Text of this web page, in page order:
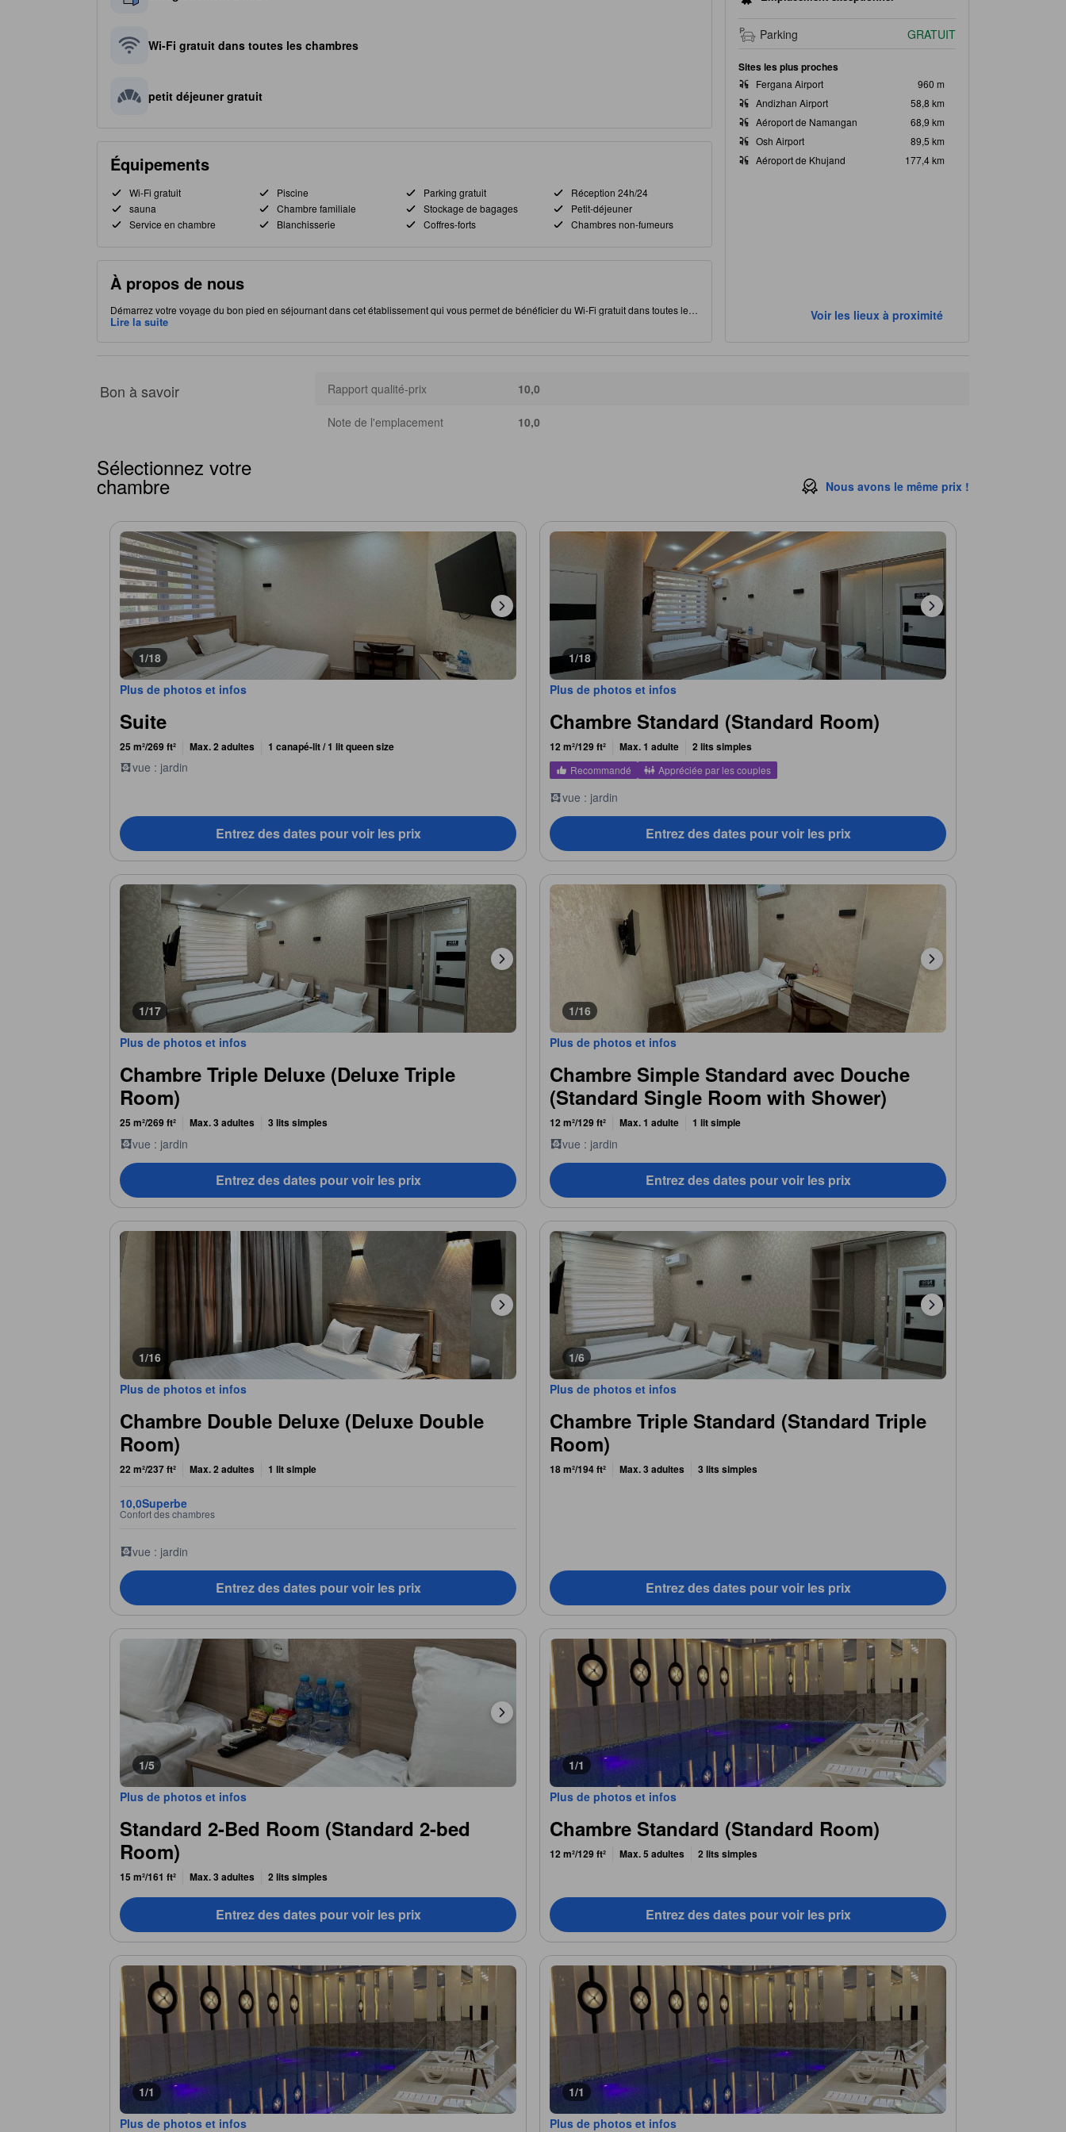
Wi-Fi gratuit dans toutes les chambres
petit déjeuner gratuit
Équipements
Wi-Fi gratuit Piscine Parking gratuit
Réception 24h/24
sauna
Chambre familiale Stockage de bagages
Petit-déjeuner
Service en chambre
Blanchisserie Coffres-forts Chambres non-fumeurs
À propos de nous
Démarrez votre voyage du bon pied en séjournant dans cet établissement qui vous permet de bénéficier du Wi-Fi gratuit dans toutes les
chambres pendant vos vacances. Idéalement situé, Farghona à Farghona, cet établissement vous permet d'accéder facilement à des
Lire la suite
Parking GRATUIT
Sites les plus proches
Fergana Airport
960 m
Andizhan Airport
58,8 km
Aéroport de Namangan
68,9 km
Osh Airport
89,5 km
Aéroport de Khujand
177,4 km
Voir les lieux à proximité
Bon à savoir Rapport qualité-prix 10,0
Note de l'emplacement 10,0
Sélectionnez votre
chambre Nous avons le même prix !
1/18
Plus de photos et infos
Suite
25 m²/269 ft² Max. 2 adultes 1 canapé-lit / 1 lit queen size
vue : jardin
Entrez des dates pour voir les prix
1/18
Plus de photos et infos
Chambre Standard (Standard Room)
12 m²/129 ft² Max. 1 adulte 2 lits simples
Recommandé Appréciée par les couples
vue : jardin
Entrez des dates pour voir les prix
1/17
Plus de photos et infos
Chambre Triple Deluxe (Deluxe Triple
Room)
25 m²/269 ft² Max. 3 adultes 3 lits simples
vue : jardin
Entrez des dates pour voir les prix
1/16
Plus de photos et infos
Chambre Simple Standard avec Douche
(Standard Single Room with Shower)
12 m²/129 ft² Max. 1 adulte 1 lit simple
vue : jardin
Entrez des dates pour voir les prix
1/16
Plus de photos et infos
Chambre Double Deluxe (Deluxe Double
Room)
22 m²/237 ft² Max. 2 adultes 1 lit simple
10,0Superbe
Confort des chambres
vue : jardin
Entrez des dates pour voir les prix
1/6
Plus de photos et infos
Chambre Triple Standard (Standard Triple
Room)
18 m²/194 ft² Max. 3 adultes 3 lits simples
Entrez des dates pour voir les prix
1/5
Plus de photos et infos
Standard 2-Bed Room (Standard 2-bed
Room)
15 m²/161 ft² Max. 3 adultes 2 lits simples
Entrez des dates pour voir les prix
1/1
Plus de photos et infos
Chambre Standard (Standard Room)
12 m²/129 ft² Max. 5 adultes 2 lits simples
Entrez des dates pour voir les prix
1/1
Plus de photos et infos
1/1
Plus de photos et infos